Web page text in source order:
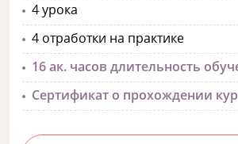
4 урока
4 отработки на практике
16 ак. часов длительность
Сертификат о прохождении